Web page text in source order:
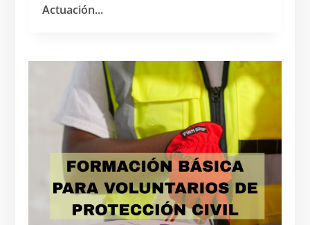
Actuación...